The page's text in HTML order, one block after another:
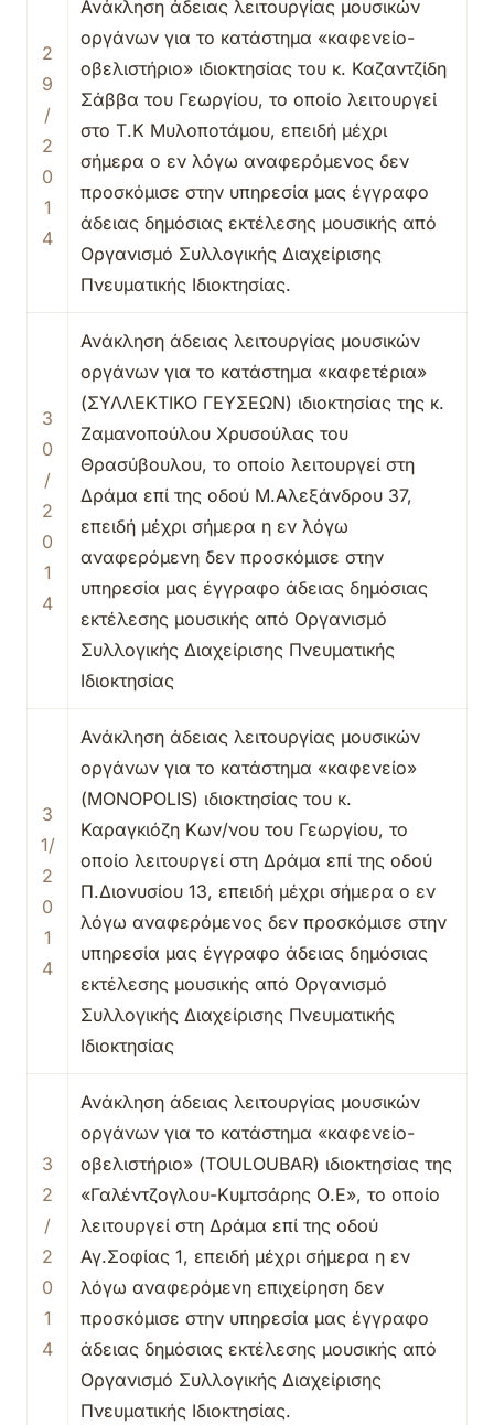
2
9
/
2
0
1
4
Ανάκληση άδειας λειτουργίας μουσικών
οργάνων για το κατάστημα «καφενείο-
οβελιστήριο» ιδιοκτησίας του κ. Καζαντζίδη
Σάββα του Γεωργίου, το οποίο λειτουργεί
στο Τ.Κ Μυλοποτάμου, επειδή μέχρι
σήμερα ο εν λόγω αναφερόμενος δεν
προσκόμισε στην υπηρεσία μας έγγραφο
άδειας δημόσιας εκτέλεσης μουσικής από
Οργανισμό Συλλογικής Διαχείρισης
Πνευματικής Ιδιοκτησίας.
3
0
/
2
0
1
4
Ανάκληση άδειας λειτουργίας μουσικών
οργάνων για το κατάστημα «καφετέρια»
(ΣΥΛΛΕΚΤΙΚΟ ΓΕΥΣΕΩΝ) ιδιοκτησίας της κ.
Ζαμανοπούλου Χρυσούλας του
Θρασύβουλου, το οποίο λειτουργεί στη
Δράμα επί της οδού Μ.Αλεξάνδρου 37,
επειδή μέχρι σήμερα η εν λόγω
αναφερόμενη δεν προσκόμισε στην
υπηρεσία μας έγγραφο άδειας δημόσιας
εκτέλεσης μουσικής από Οργανισμό
Συλλογικής Διαχείρισης Πνευματικής
Ιδιοκτησίας
3
1/
2
0
1
4
Ανάκληση άδειας λειτουργίας μουσικών
οργάνων για το κατάστημα «καφενείο»
(MONOPOLIS) ιδιοκτησίας του κ.
Καραγκιόζη Κων/νου του Γεωργίου, το
οποίο λειτουργεί στη Δράμα επί της οδού
Π.Διονυσίου 13, επειδή μέχρι σήμερα ο εν
λόγω αναφερόμενος δεν προσκόμισε στην
υπηρεσία μας έγγραφο άδειας δημόσιας
εκτέλεσης μουσικής από Οργανισμό
Συλλογικής Διαχείρισης Πνευματικής
Ιδιοκτησίας
3
2
/
2
0
1
4
Ανάκληση άδειας λειτουργίας μουσικών
οργάνων για το κατάστημα «καφενείο-
οβελιστήριο» (TOULOUBAR) ιδιοκτησίας της
«Γαλέντζογλου-Κυμτσάρης Ο.Ε», το οποίο
λειτουργεί στη Δράμα επί της οδού
Αγ.Σοφίας 1, επειδή μέχρι σήμερα η εν
λόγω αναφερόμενη επιχείρηση δεν
προσκόμισε στην υπηρεσία μας έγγραφο
άδειας δημόσιας εκτέλεσης μουσικής από
Οργανισμό Συλλογικής Διαχείρισης
Πνευματικής Ιδιοκτησίας.